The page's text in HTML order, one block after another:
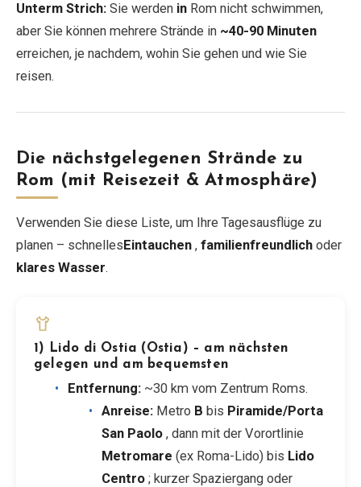
Unterm Strich: Sie werden in Rom nicht schwimmen,
aber Sie können mehrere Strände in ~40-90 Minuten
erreichen, je nachdem, wohin Sie gehen und wie Sie
reisen.
Die nächstgelegenen Strände zu
Rom (mit Reisezeit & Atmosphäre)
Verwenden Sie diese Liste, um Ihre Tagesausflüge zu
planen – schnellesEintauchen , familienfreundlich oder
klares Wasser.
1) Lido di Ostia (Ostia) – am nächsten
gelegen und am bequemsten
Entfernung: ~30 km vom Zentrum Roms.
Anreise: Metro B bis Piramide/Porta
San Paolo , dann mit der Vorortlinie
Metromare (ex Roma-Lido) bis Lido
Centro ; kurzer Spaziergang oder